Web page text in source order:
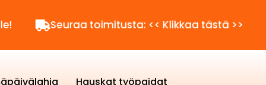
toimitusta: << Klikkaa tästä >>
Hauskat työpaidat